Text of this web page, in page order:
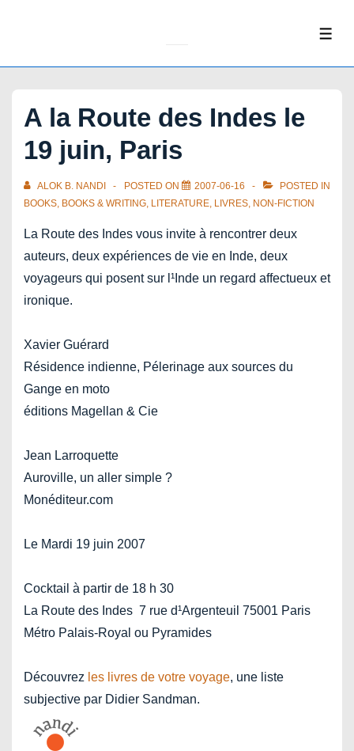
A la Route des Indes le
19 juin, Paris
ALOK B. NANDI POSTED ON 2007-06-16
POSTED IN
BOOKS, BOOKS & WRITING, LITERATURE, LIVRES, NON-FICTION
La Route des Indes vous invite à rencontrer deux
auteurs, deux expériences de vie en Inde, deux
voyageurs qui posent sur l¹Inde un regard affectueux et
ironique.
Xavier Guérard
Résidence indienne, Pélerinage aux sources du
Gange en moto
éditions Magellan & Cie
Jean Larroquette
Auroville, un aller simple ?
Monéditeur.com
Le Mardi 19 juin 2007
Cocktail à partir de 18 h 30
La Route des Indes ­ 7 rue d¹Argenteuil 75001 Paris
Métro Palais-Royal ou Pyramides
Découvrez les livres de votre voyage, une liste
subjective par Didier Sandman.